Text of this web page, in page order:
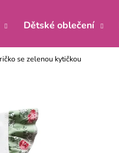
Dětské oblečení
se zelenou kytičkou
Co potřebujete